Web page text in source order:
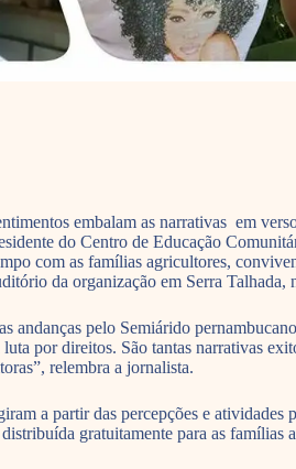
embalam as narrativas em
do Centro de Educação
com as famílias agricultores,
da organização em Serra Talhada,
andanças pelo Semiárido
por direitos. São tantas narrativas
relembra a jornalista.
a partir das percepções e
gratuitamente para as famílias